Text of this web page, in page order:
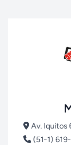
Av. Iquitos
(51-1)